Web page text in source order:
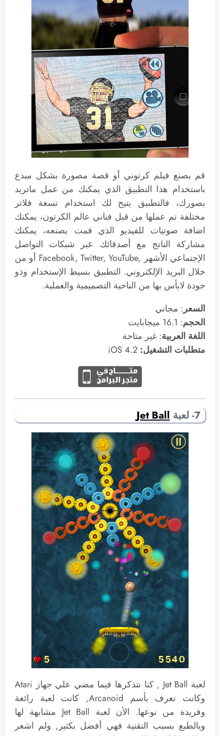
قم بصنع فيلم كرتوني أو قصة مصورة بشكل مبدع
باستخدام هذا التطبيق الذي يمكنك من عمل ماتريد
بصورك، فالتطبيق يتيح لك استخدام تسعة فلاتر
مختلفة تم عملها من قبل فناني عالم الكرتون، يمكنك
اضافة صوتيات للفيديو الذي قمت بصنعه، يمكنك
مشاركة الناتج مع أصدقائك عبر شبكات التواصل
الإجتماعي الأشهر Facebook‪,‬ Twitter‪,‬ YouTube‪,‬ أو من
خلال البريد الإلكتروني. التطبيق بسيط الإستخدام وذو
جودة لابأس بها من الناحية التصميمية والعملية.
السعر: مجاني
الحجم: 16.1 ميجابايت
اللغة العربية: غير متاحة
متطلبات التشغيل:
7- لعبة Jet Ball
لعبة Jet Ball , كنا نتذكرها فيما مضي علي جهاز Atari
وكانت تعرف بأسم Arcanoid, كانت لعبة رائعة
وفريدة من نوعها. الأن لعبة Jet Ball مشابهة لها
وبالطبع بسبب التقنية فهي أفضل بكثير, ولم اشعر